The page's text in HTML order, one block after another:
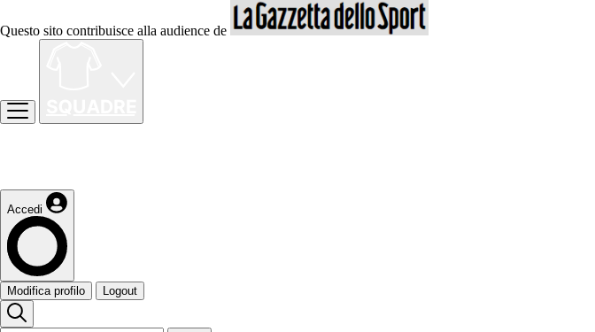
Questo sito contribuisce alla audience de
Accedi
Modifica profilo Logout